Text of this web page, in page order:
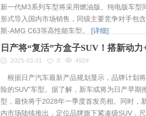
新一代M3系列车型将采用燃油版、纯电版车型
形式导入国内市场销售，同级主要竞争对手包
斯-AMG C63等高性能车型。 [详细]
日产将“复活”方盒子SUV！搭新动
2025-03-31 0 4924
根据日产汽车最新产品规划显示，品牌计划
险的SUV”车型。据了解，新车或将为日产早期
型，最快将于2028年一季度首发亮相。同时，
内市场陆续推出，定位品牌旗下紧凑级SUV，